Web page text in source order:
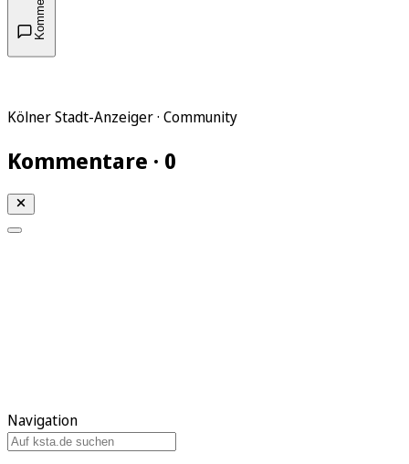
Kölner Stadt-Anzeiger · Community
Kommentare · 0
Navigation